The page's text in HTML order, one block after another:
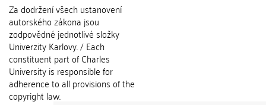
Za dodržení všech ustanovení
autorského zákona jsou
zodpovědné jednotlivé složky
Univerzity Karlovy. / Each
constituent part of Charles
University is responsible for
adherence to all provisions of the
copyright law.